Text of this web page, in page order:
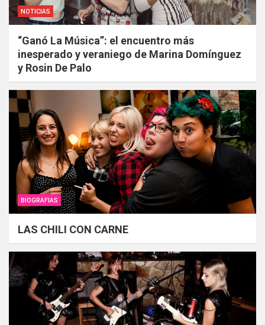
NOTICIAS
“Ganó La Música”: el encuentro más
inesperado y veraniego de Marina Domínguez
y Rosin De Palo
BIOGRAFIAS
LAS CHILI CON CARNE